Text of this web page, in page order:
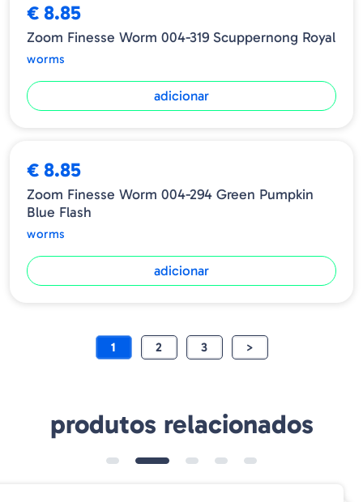
€ 8.85
Zoom Finesse Worm 004-319 Scuppernong Royal
worms
adicionar
€ 8.85
Zoom Finesse Worm 004-294 Green Pumpkin
Blue Flash
worms
adicionar
1 2 3 >
produtos relacionados